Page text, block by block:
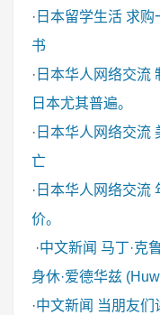
· 日本留学生活 求购
书
· 日本华人网络交流
日本尤其普遍。
· 日本华人网络交流
亡
· 日本华人网络交流
价。
·中文新闻 马丁·克
身休·爱德华兹
·中文新闻 当朋友们